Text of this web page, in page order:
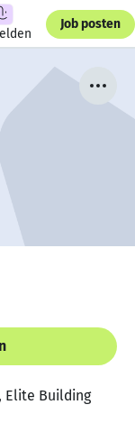
Job posten
Elite Building